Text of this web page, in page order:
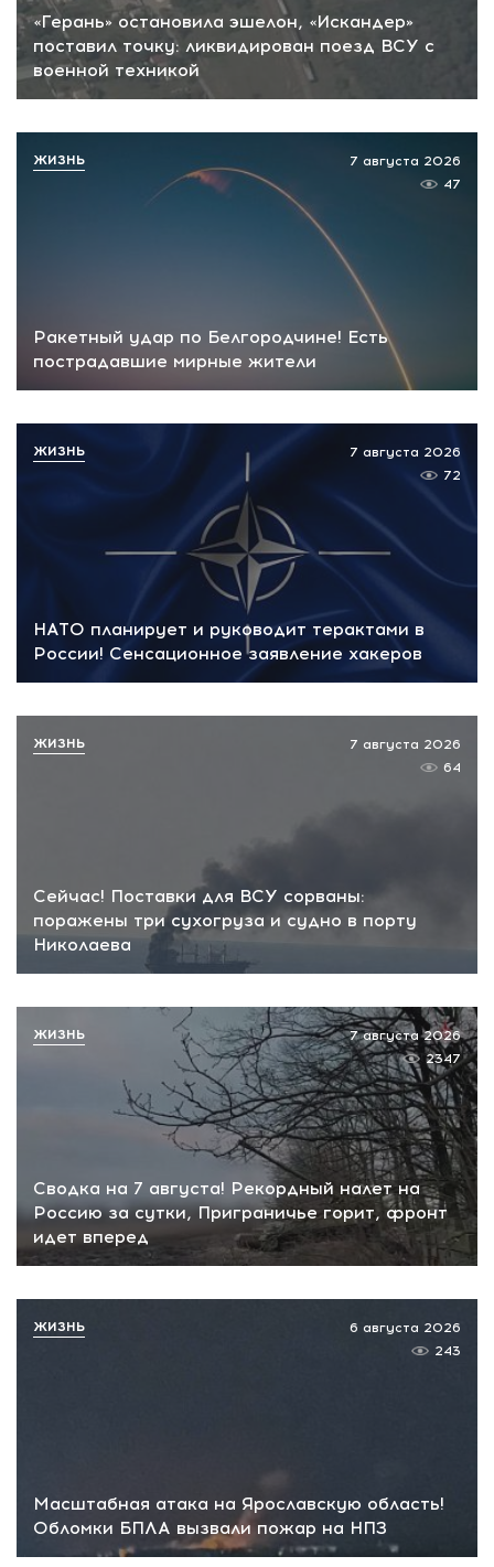
«Герань» остановила эшелон, «Искандер»
поставил точку: ликвидирован поезд ВСУ с
военной техникой
Ракетный удар по Белгородчине! Есть
пострадавшие мирные жители
7 августа 2026
47
ЖИЗНЬ
НАТО планирует и руководит терактами в
России! Сенсационное заявление хакеров
7 августа 2026
72
ЖИЗНЬ
Сейчас! Поставки для ВСУ сорваны:
поражены три сухогруза и судно в порту
Николаева
7 августа 2026
64
ЖИЗНЬ
Сводка на 7 августа! Рекордный налет на
Россию за сутки, Приграничье горит, фронт
идет вперед
7 августа 2026
2347
ЖИЗНЬ
Масштабная атака на Ярославскую область!
Обломки БПЛА вызвали пожар на НПЗ
6 августа 2026
243
ЖИЗНЬ